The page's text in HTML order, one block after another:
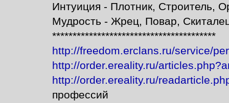
Интуиция - Плотник, Строитель,
Мудрость - Жрец, Повар,
****************************************
http://freedom.erclans.ru/service/
http://order.ereality.ru/
http://order.ereality.ru/
профессий